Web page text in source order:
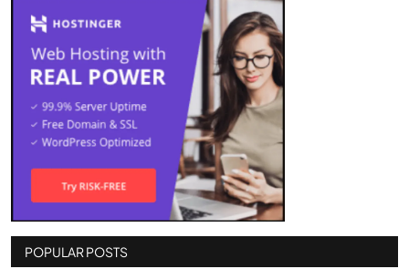
POPULAR POSTS